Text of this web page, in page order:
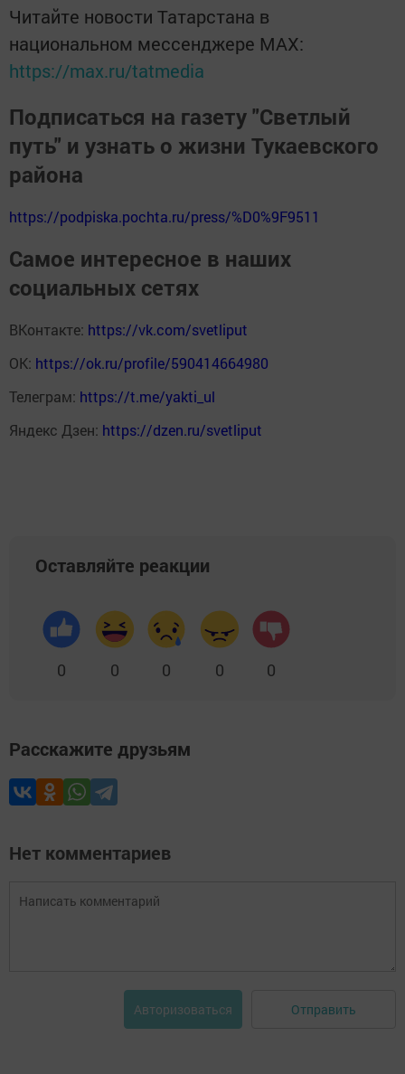
Читайте новости Татарстана в
национальном мессенджере MАХ:
https://max.ru/tatmedia
Подписаться на газету "Светлый
путь" и узнать о жизни Тукаевского
района
https://podpiska.pochta.ru/press/%D0%9F9511
Самое интересное в наших
социальных сетях
ВКонтакте: https://vk.com/svetliput
ОК: https://ok.ru/profile/590414664980
Телеграм: https://t.me/yakti_ul
Яндекс Дзен: https://dzen.ru/svetliput
Оставляйте реакции
0 0 0 0 0
Расскажите друзьям
Нет комментариев
Авторизоваться Отправить